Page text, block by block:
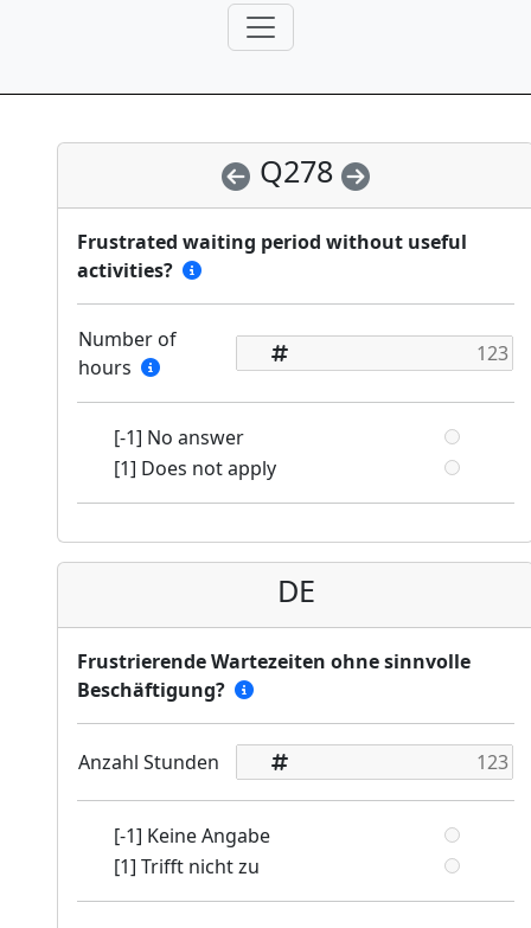
Q278
Frustrated waiting period without useful
activities?
Number of
hours
[-1] No answer
[1] Does not apply
DE
Frustrierende Wartezeiten ohne sinnvolle
Beschäftigung?
Anzahl Stunden
[-1] Keine Angabe
[1] Trifft nicht zu